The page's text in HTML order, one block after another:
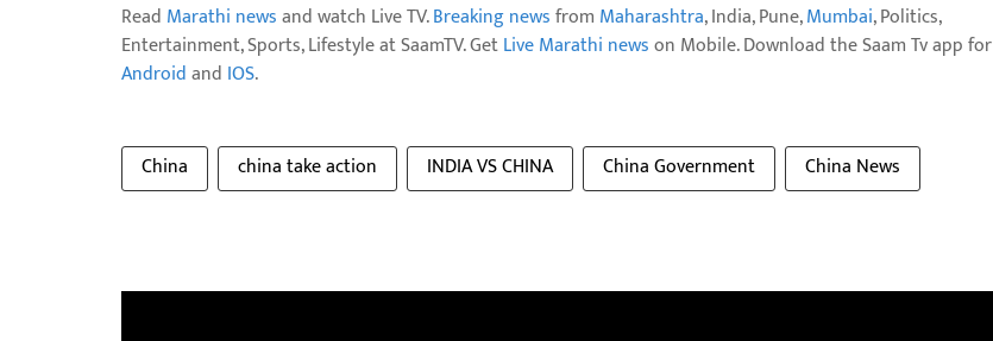
Read Marathi newsand watch Live TV.Breaking newsfrom Maharashtra, India, Pune,Mumbai, Politics,
Entertainment, Sports, Lifestyle at SaamTV. GetLive Marathi newson Mobile. Download the Saam Tv app for
Androidand IOS.
China china take action INDIA VS CHINA China Government China News